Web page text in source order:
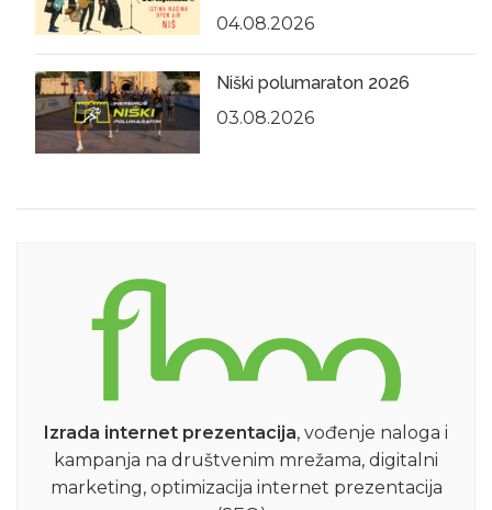
04.08.2026
Niški polumaraton 2026
03.08.2026
Izrada internet prezentacija, vođenje naloga i
kampanja na društvenim mrežama, digitalni
marketing, optimizacija internet prezentacija